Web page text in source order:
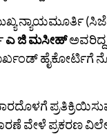
ನ್ಯಾಯಮೂರ್ತಿ
ಎ ಜಿ ಮಸೀಹ್ಅವರಿದ್ದ
ಹೈಕೋರ್ಟಿಗೆ
ವೇಳೆ‌ ಪ್ರಕರಣ